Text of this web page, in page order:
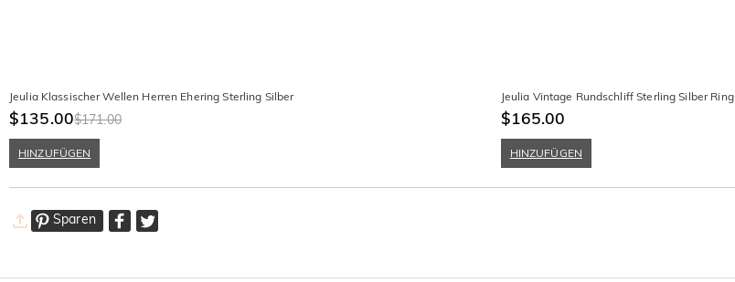
Jeulia Klassischer Wellen Herren Ehering Sterling Silber
$135.00$171.00
HINZUFÜGEN
Jeulia Vintage Rundschliff Sterling Silber Ring
$165.00
HINZUFÜGEN
Sparen